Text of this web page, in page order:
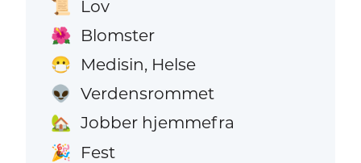
📜 Lov
🌺 Blomster
😷 Medisin, Helse
👽 Verdensrommet
🏡 Jobber hjemmefra
🎉 Fest